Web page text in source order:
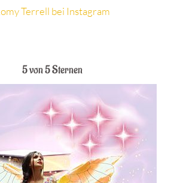
Terrell bei Instagram
5 von 5 Sternen